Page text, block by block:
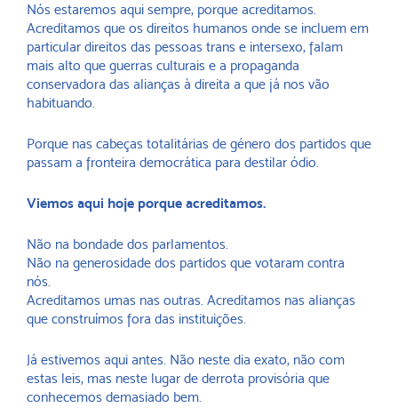
Nós estaremos aqui sempre, porque acreditamos.
Acreditamos que os direitos humanos onde se incluem em
particular direitos das pessoas trans e intersexo, falam
mais alto que guerras culturais e a propaganda
conservadora das alianças à direita a que já nos vão
habituando.
Porque nas cabeças totalitárias de género dos partidos que
passam a fronteira democrática para destilar ódio.
Viemos aqui hoje porque acreditamos.
Não na bondade dos parlamentos.
Não na generosidade dos partidos que votaram contra
nós.
Acreditamos umas nas outras. Acreditamos nas alianças
que construímos fora das instituições.
Já estivemos aqui antes. Não neste dia exato, não com
estas leis, mas neste lugar de derrota provisória que
conhecemos demasiado bem.